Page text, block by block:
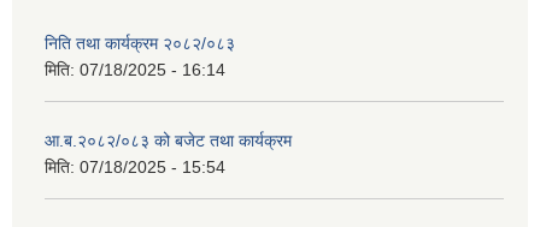
निति तथा कार्यक्रम २०८२/०८३
मिति: 07/18/2025 - 16:14
आ.ब.२०८२/०८३ को बजेट तथा कार्यक्रम
मिति: 07/18/2025 - 15:54